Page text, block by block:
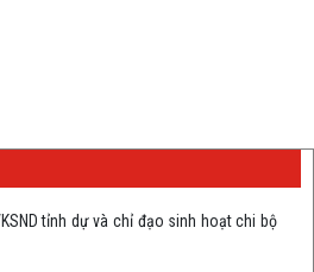
tỉnh dự và chỉ đạo sinh hoạt chi bộ